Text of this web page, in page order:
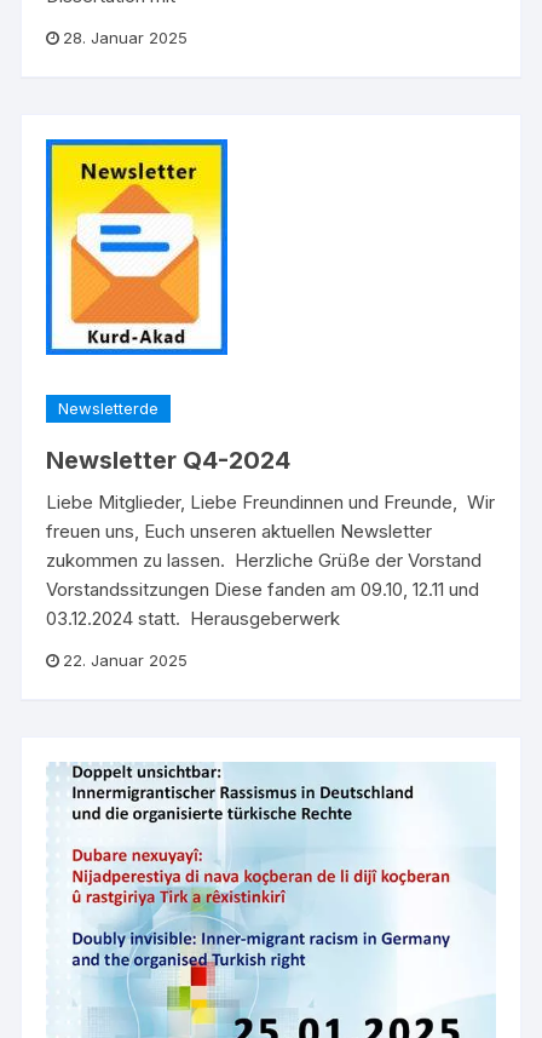
28. Januar 2025
Newsletterde
Newsletter Q4-2024
Liebe Mitglieder, Liebe Freundinnen und Freunde, Wir
freuen uns, Euch unseren aktuellen Newsletter
zukommen zu lassen. Herzliche Grüße der Vorstand
Vorstandssitzungen Diese fanden am 09.10, 12.11 und
03.12.2024 statt. Herausgeberwerk
22. Januar 2025